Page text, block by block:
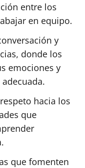
entre los
en equipo.
y
donde los
emociones y
hacia los
que
que fomenten